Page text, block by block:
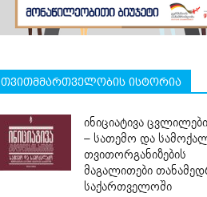
თვითმმართველობის ისტორია
ინიციატივა
– სათემო და
თვითორგანიზების
მაგალითები
საქართველოში